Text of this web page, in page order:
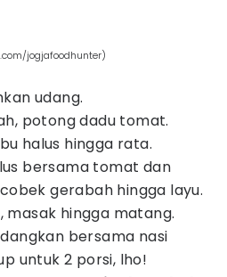
jogjafoodhunter)
udang.
potong dadu tomat.
halus hingga rata.
bersama tomat dan
gerabah hingga layu.
masak hingga matang.
bersama nasi
untuk 2 porsi, lho!